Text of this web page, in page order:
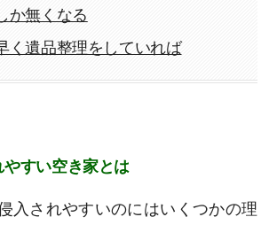
か無くなる
く遺品整理をしていれば
すい空き家とは
入されやすいのにはいくつかの理